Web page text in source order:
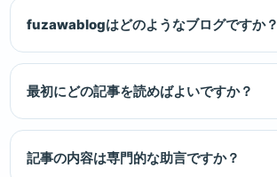
fuzawablogはどのようなブログですか？
最初にどの記事を読めばよいですか？
記事の内容は専門的な助言ですか？